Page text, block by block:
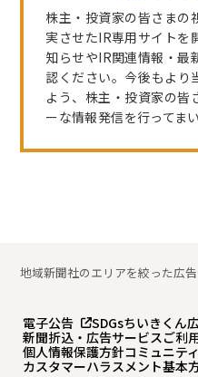
株主・投資家の皆さまの
実させたIR専用サイトを
知らせやIR関連情報・最
認ください。今後もより
よう、株主・投資家の皆
ーな情報発信を行ってま
地域新聞社のエリアを絞った広
電子公告 SDGsちいきくん
新聞折込・広告サービスご利
個人情報保護方針コミュニテ
カスタマーハラスメント基本